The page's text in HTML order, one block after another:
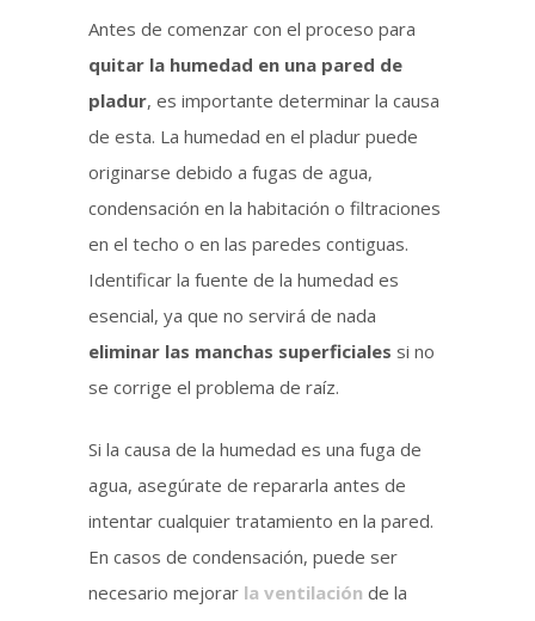
Antes de comenzar con el proceso para
quitar la humedad en una pared de
pladur, es importante determinar la causa
de esta. La humedad en el pladur puede
originarse debido a fugas de agua,
condensación en la habitación o filtraciones
en el techo o en las paredes contiguas.
Identificar la fuente de la humedad es
esencial, ya que no servirá de nada
eliminar las manchas superficiales si no
se corrige el problema de raíz.
Si la causa de la humedad es una fuga de
agua, asegúrate de repararla antes de
intentar cualquier tratamiento en la pared.
En casos de condensación, puede ser
necesario mejorar la ventilación de la